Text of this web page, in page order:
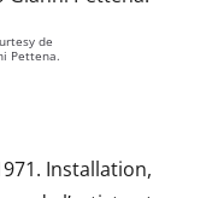
de
Pettena.